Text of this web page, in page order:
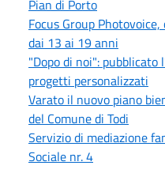
Pian di Porto
Focus Group
dai 13 ai 19 anni
"Dopo di noi": pubblicato
progetti personalizzati
Varato il nuovo piano
del Comune di Todi
Servizio di mediazione
Sociale nr. 4